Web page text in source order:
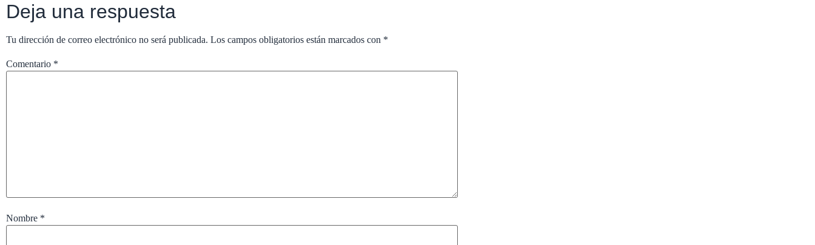
Deja una respuesta
Tu dirección de correo electrónico no será publicada. Los campos obligatorios están marcados con *
Comentario *
Nombre *